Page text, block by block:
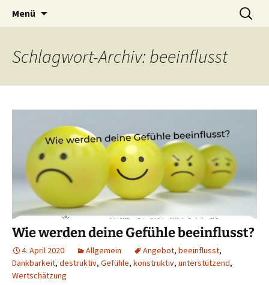
Lebensfreude-Akademie
Lerne deinen stressigen Alltag mit mehr
Freude und Gelassenheit erfolgreich meistern
und genießen zu können.
Menü
Suchen
nach:
Schlagwort-Archiv: beeinflusst
Wie werden deine Gefühle beeinflusst?
4. April 2020 Allgemein Angebot, beeinflusst,
Dankbarkeit, destruktiv, Gefühle, konstruktiv, unterstützend,
Wertschätzung